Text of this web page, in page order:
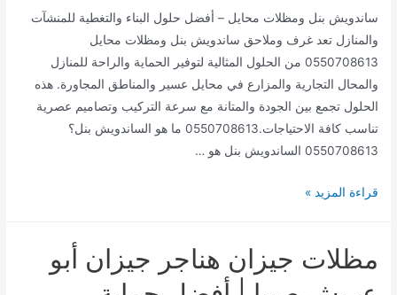
مشيط
ساندويش بنل ومظلات محايل – أفضل حلول البناء والتغطية للمنشآت
والمنازل تعد غرف وملاحق ساندويش بنل ومظلات محايل
0550708613 من الحلول المثالية لتوفير الحماية والراحة للمنازل
والمحال التجارية والمزارع في محايل عسير والمناطق المجاورة. هذه
الحلول تجمع بين الجودة والمتانة مع سرعة التركيب وتصاميم عصرية
تناسب كافة الاحتياجات.0550708613 ما هو الساندويش بنل؟
0550708613 الساندويش بنل هو …
ساندويش
محايل
قراءة المزيد »
مظلات جيزان هناجر جيزان أبو